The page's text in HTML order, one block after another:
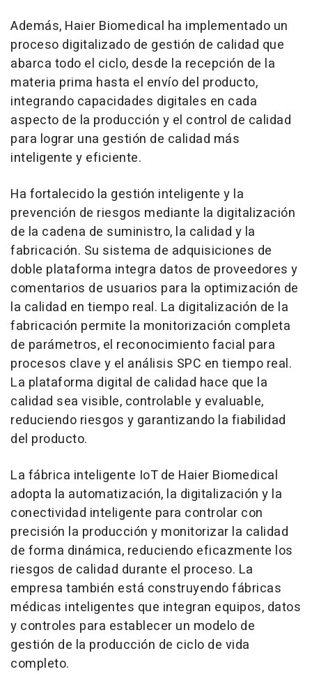
Además, Haier Biomedical ha implementado un
proceso digitalizado de gestión de calidad que
abarca todo el ciclo, desde la recepción de la
materia prima hasta el envío del producto,
integrando capacidades digitales en cada
aspecto de la producción y el control de calidad
para lograr una gestión de calidad más
inteligente y eficiente.
Ha fortalecido la gestión inteligente y la
prevención de riesgos mediante la digitalización
de la cadena de suministro, la calidad y la
fabricación. Su sistema de adquisiciones de
doble plataforma integra datos de proveedores y
comentarios de usuarios para la optimización de
la calidad en tiempo real. La digitalización de la
fabricación permite la monitorización completa
de parámetros, el reconocimiento facial para
procesos clave y el análisis SPC en tiempo real.
La plataforma digital de calidad hace que la
calidad sea visible, controlable y evaluable,
reduciendo riesgos y garantizando la fiabilidad
del producto.
La fábrica inteligente IoT de Haier Biomedical
adopta la automatización, la digitalización y la
conectividad inteligente para controlar con
precisión la producción y monitorizar la calidad
de forma dinámica, reduciendo eficazmente los
riesgos de calidad durante el proceso. La
empresa también está construyendo fábricas
médicas inteligentes que integran equipos, datos
y controles para establecer un modelo de
gestión de la producción de ciclo de vida
completo.